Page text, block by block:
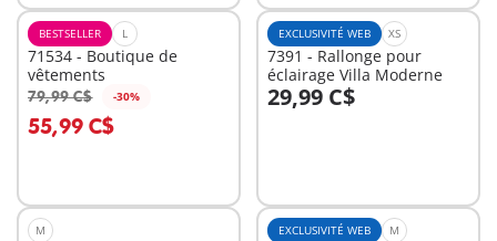
BESTSELLER L
71534 - Boutique de
vêtements
79,99 C$ -30%
55,99 C$
Au panier
EXCLUSIVITÉ WEB XS
7391 - Rallonge pour
éclairage Villa Moderne
29,99 C$
Au panier
M EXCLUSIVITÉ WEB M